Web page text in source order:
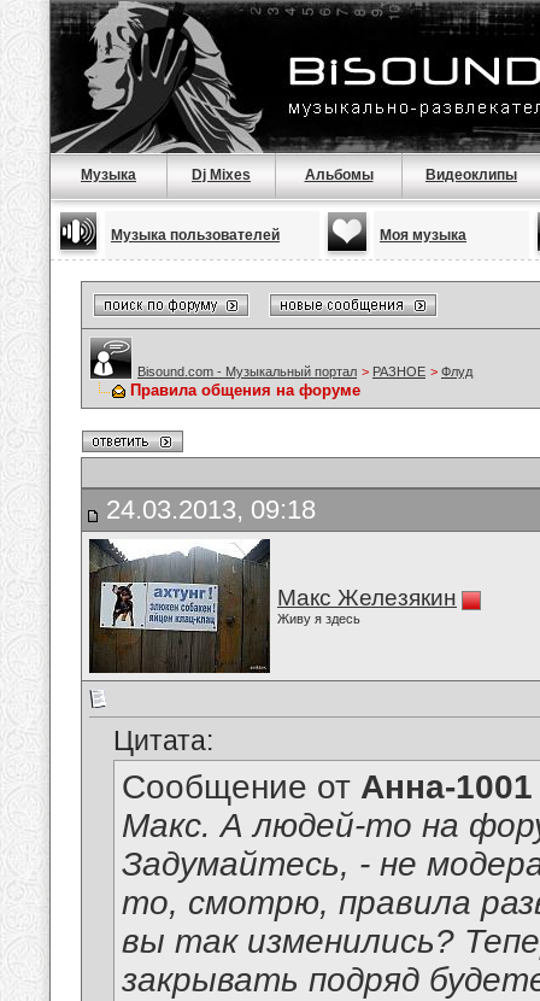
Музыка Dj Mixes Альбомы Видеоклипы
Музыка пользователей Моя музыка
Bisound.com - Музыкальный портал > РАЗНОЕ > Флуд
Правила общения на форуме
24.03.2013, 09:18
Макс Железякин
Живу я здесь
Цитата:
Сообщение от Анна-1001
Макс. А людей-то на
Задумайтесь, - не
то, смотрю, правила
вы так изменились?
закрывать подряд